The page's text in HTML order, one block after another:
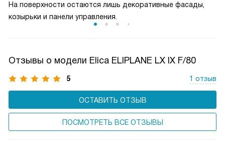
На поверхности остаются лишь декоративные фасады,
козырьки и панели управления.
Отзывы о модели Elica ELIPLANE LX IX F/80
5 1 отзыв
ОСТАВИТЬ ОТЗЫВ
ПОСМОТРЕТЬ ВСЕ ОТЗЫВЫ